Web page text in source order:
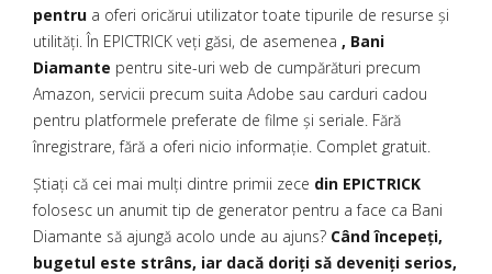
pentru a oferi oricărui utilizator toate tipurile de resurse și
utilități. În EPICTRICK veți găsi, de asemenea , Bani
Diamante pentru site-uri web de cumpărături precum
Amazon, servicii precum suita Adobe sau carduri cadou
pentru platformele preferate de filme și seriale. Fără
înregistrare, fără a oferi nicio informație. Complet gratuit.
Știați că cei mai mulți dintre primii zece din EPICTRICK
folosesc un anumit tip de generator pentru a face ca Bani
Diamante să ajungă acolo unde au ajuns? Când începeți,
bugetul este strâns, iar dacă doriți să deveniți serios,